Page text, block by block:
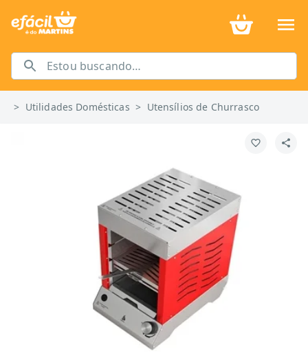
> Utilidades Domésticas > Utensílios de Churrasco